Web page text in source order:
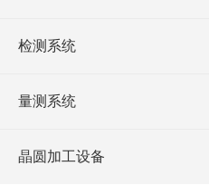
检测系统
量测系统
晶圆加工设备